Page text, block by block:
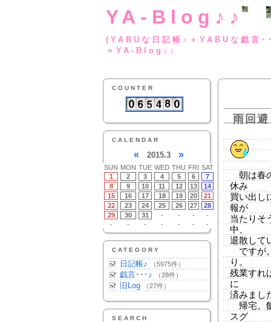
YA-Blog♪♪
(YABUな日記帳♪
＝YA-Blog♪♪
COUNTER
CALENDAR
« 2015.3 »
SUN MON TUE WED THU FRI SAT
1
2 3 4 5 6
7
8
9 10 11 12 13
14
15
16 17 18 19 20
21
22
23 24 25 26 27
28
29
30 31 - - -
-
-
- - - - - -
CATEGORY
日記帳♪ （5975件）
戯言･･･♪ （28件）
旧Log （27件）
SEARCH
雨回避
朝は春
休み
買い出し
報が
当たりそ
中、
退散して
ですが
り。
残業すれ
に
済みまし
帰宅。
スグ